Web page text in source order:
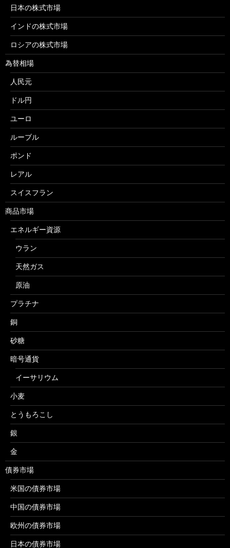
日本の株式市場
インドの株式市場
ロシアの株式市場
為替相場
人民元
ドル円
ユーロ
ルーブル
ポンド
レアル
スイスフラン
商品市場
エネルギー資源
ウラン
天然ガス
原油
プラチナ
銅
砂糖
暗号通貨
イーサリウム
小麦
とうもろこし
銀
金
債券市場
米国の債券市場
中国の債券市場
欧州の債券市場
日本の債券市場